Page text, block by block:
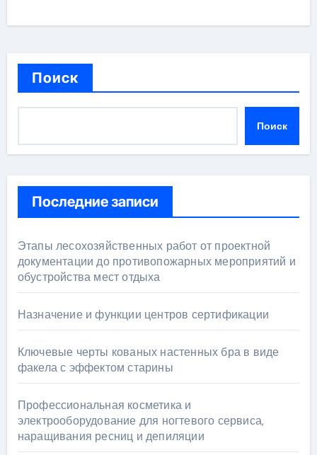
Поиск
Поиск
Последние записи
Этапы лесохозяйственных работ от проектной
документации до противопожарных мероприятий и
обустройства мест отдыха
Назначение и функции центров сертификации
Ключевые черты кованых настенных бра в виде
факела с эффектом старины
Профессиональная косметика и
электрооборудование для ногтевого сервиса,
наращивания ресниц и депиляции